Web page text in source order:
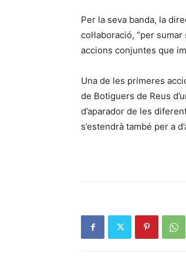
Per la seva banda, la
col·laboració, “per
accions conjuntes que
Una de les primeres
de Botiguers de Reus
d’aparador de les
s’estendrà també per a